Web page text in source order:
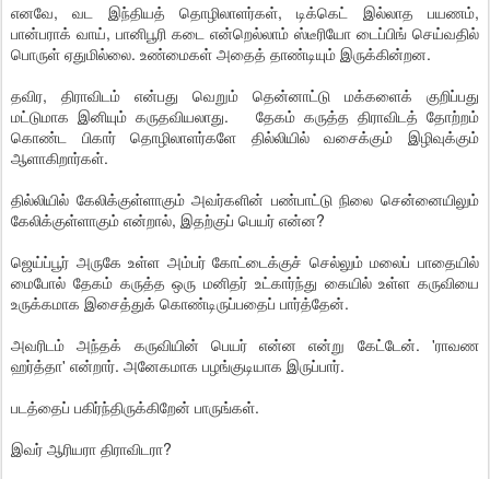
எனவே, வட இந்தியத் தொழிலாளர்கள், டிக்கெட் இல்லாத பயணம்,
பான்பராக் வாய், பானிபூரி கடை என்றெல்லாம் ஸ்டீரியோ டைப்பிங் செய்வதில்
பொருள் ஏதுமில்லை. உண்மைகள் அதைத் தாண்டியும் இருக்கின்றன.
தவிர, திராவிடம் என்பது வெறும் தென்னாட்டு மக்களைக் குறிப்பது
மட்டுமாக இனியும் கருதவியலாது. தேகம் கருத்த திராவிடத் தோற்றம்
கொண்ட பிகார் தொழிலாளர்களே தில்லியில் வசைக்கும் இழிவுக்கும்
ஆளாகிறார்கள்.
தில்லியில் கேலிக்குள்ளாகும் அவர்களின் பண்பாட்டு நிலை சென்னையிலும்
கேலிக்குள்ளாகும் என்றால், இதற்குப் பெயர் என்ன?
ஜெய்ப்பூர் அருகே உள்ள அம்பர் கோட்டைக்குச் செல்லும் மலைப் பாதையில்
மைபோல் தேகம் கருத்த ஒரு மனிதர் உட்கார்ந்து கையில் உள்ள கருவியை
உருக்கமாக இசைத்துக் கொண்டிருப்பதைப் பார்த்தேன்.
அவரிடம் அந்தக் கருவியின் பெயர் என்ன என்று கேட்டேன். 'ராவண
ஹர்த்தா' என்றார். அனேகமாக பழங்குடியாக இருப்பார்.
படத்தைப் பகிர்ந்திருக்கிறேன் பாருங்கள்.
இவர் ஆரியரா திராவிடரா?